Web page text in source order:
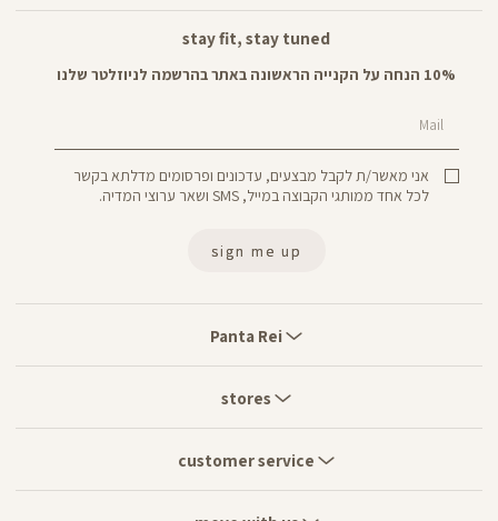
Rei
Panta Rei
stores
service
customer service
stay fit, stay tuned
10% הנחה על הקנייה הראשונה באתר בהרשמה לניוזלטר שלנו
Mail
אני מאשר/ת לקבל מבצעים, עדכונים ופרסומים מדלתא בקשר
לכל אחד ממותגי הקבוצה במייל, SMS ושאר ערוצי המדיה.
sign me up